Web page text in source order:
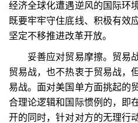
经济全球化遭遇逆风的国际环
既要牢牢守住底线、积极有效
坚定不移推进改革开放。
妥善应对贸易摩擦。贸易战
贸易战，也不热衷于贸易战，
易战。面对美国单方面挑起的
合理论逻辑和国际惯例的，即
开的同时，针对对方的无理行